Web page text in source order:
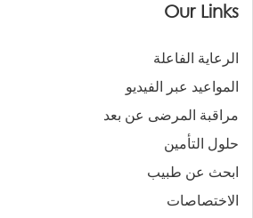
Our Links
الرعاية الفاعلة
المواعيد عبر الفيديو
مراقبة المرضى عن بعد
حلول التأمين
ابحث عن طبيب
الاختصاصات